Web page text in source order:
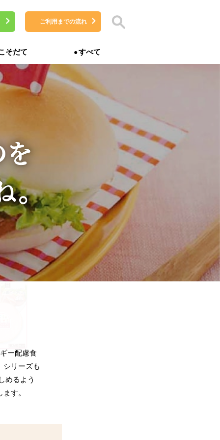
そだて すべて
ご利用までの流れ
ー配慮食
シリーズも
めるよう
す。